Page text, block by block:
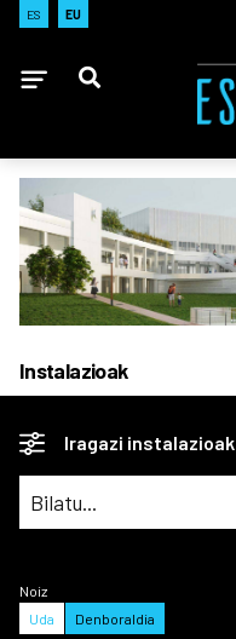
ES EU
Instalazioak
Iragazi instalazioak
Noiz
Uda
Denboraldia